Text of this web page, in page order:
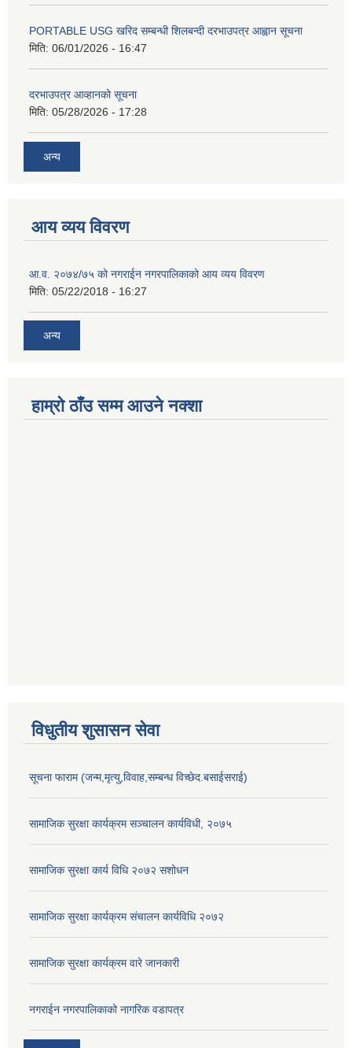
PORTABLE USG खरिद सम्बन्धी शिलबन्दी दरभाउपत्र आह्वान सूचना
मिति: 06/01/2026 - 16:47
दरभाउपत्र आव्हानको सूचना
मिति: 05/28/2026 - 17:28
अन्य
आय व्यय विवरण
आ.व. २०७४/७५ को नगराईन नगरपालिकाको आय व्यय विवरण
मिति: 05/22/2018 - 16:27
अन्य
हाम्रो ठाँउ सम्म आउने नक्शा
विधुतीय शुसासन सेवा
सूचना फाराम (जन्म,मृत्यु,विवाह,सम्बन्ध विच्छेद.बसाईसराई)
सामाजिक सुरक्षा कार्यक्रम सञ्चालन कार्यविधी, २०७५
सामाजिक सुरक्षा कार्य विधि २०७२ स‌शोधन
सामाजिक सुरक्षा कार्यक्रम संचालन कार्यविधि २०७२
सामाजिक सुरक्षा कार्यक्रम वारे जानकारी
नगराईन नगरपालिकाको नागरिक वडापत्र